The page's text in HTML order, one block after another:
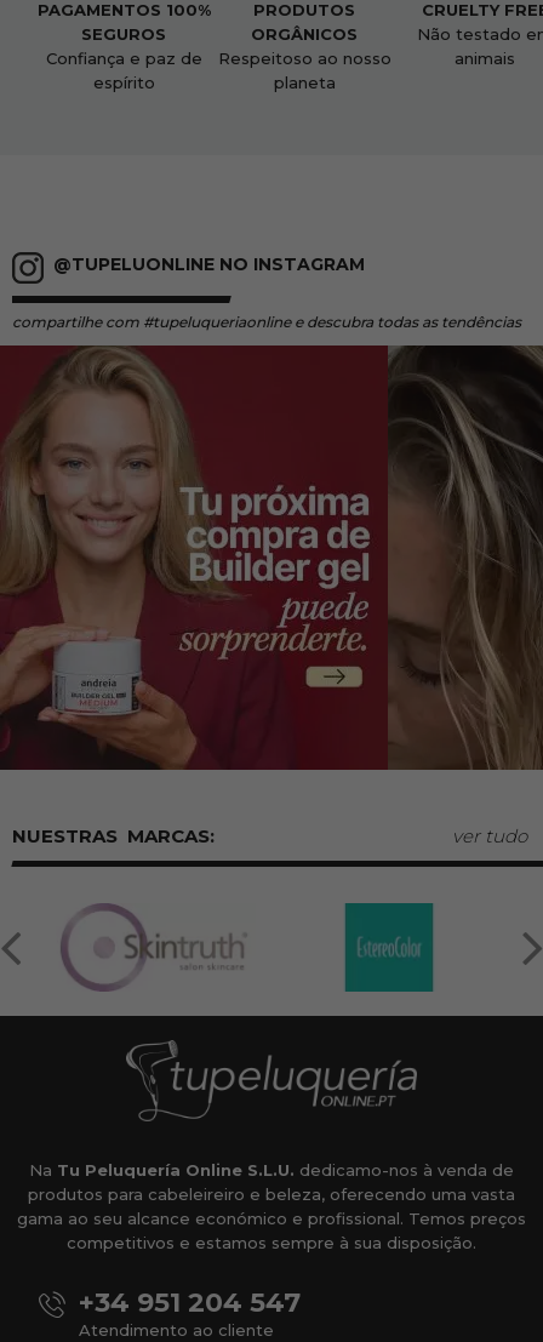
PAGAMENTOS 100%
SEGUROS
Confiança e paz de
espírito
PRODUTOS
ORGÂNICOS
Respeitoso ao nosso
planeta
CRUELTY
Não testado
animais
@TUPELUONLINE NO INSTAGRAM
compartilhe com #tupeluqueriaonline e descubra todas as tendências
MARCAS: ver tudo
Na Tu Peluquería Online S.L.U. dedicamo-nos à venda de
produtos para cabeleireiro e beleza, oferecendo uma vasta
gama ao seu alcance económico e profissional. Temos preços
competitivos e estamos sempre à sua disposição.
+34 951 204 547
Atendimento ao cliente